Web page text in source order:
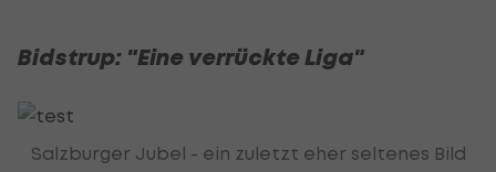
Bidstrup: "Eine verrückte Liga"
Salzburger Jubel - ein zuletzt eher seltenes Bild